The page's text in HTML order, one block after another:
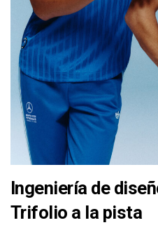
Ingeniería de
Trifolio a la pista